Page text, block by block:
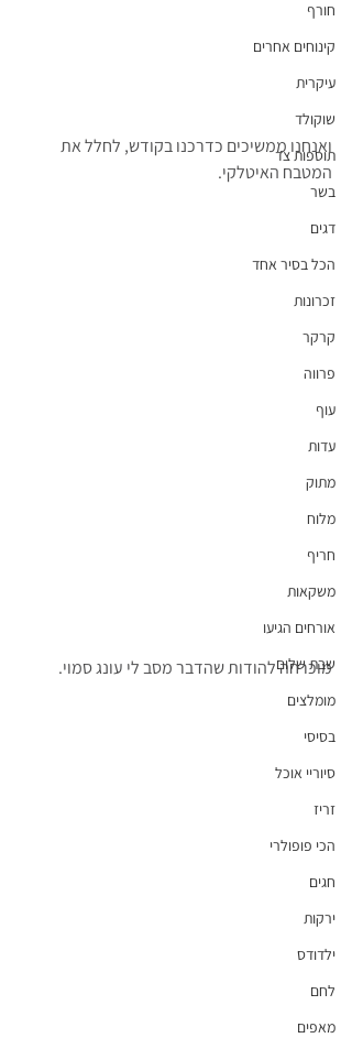
חורף
קינוחים אחרים
עיקרית
שוקולד
תוספות צד
בשר
דגים
הכל בסיר אחד
זכרונות
קרקר
פרווה
עוף
עדות
מתוק
מלוח
חריף
משקאות
אורחים הגיעו
שבת שלום
מומלצים
בסיסי
סיוריי אוכל
זריז
הכי פופולרי
חגים
ירקות
ילדודס
לחם
מאפים
ואנחנו ממשיכים כדרכנו בקודש, לחלל את
המטבח האיטלקי.
מוכרחה להודות שהדבר מסב לי עונג סמוי.